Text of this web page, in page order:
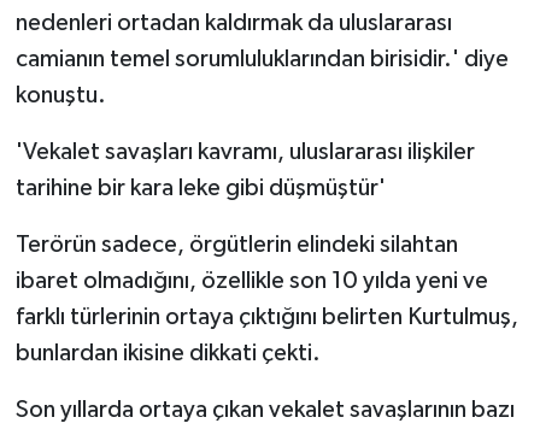
nedenleri ortadan kaldırmak da uluslararası
camianın temel sorumluluklarından birisidir.' diye
konuştu.
'Vekalet savaşları kavramı, uluslararası ilişkiler
tarihine bir kara leke gibi düşmüştür'
Terörün sadece, örgütlerin elindeki silahtan
ibaret olmadığını, özellikle son 10 yılda yeni ve
farklı türlerinin ortaya çıktığını belirten Kurtulmuş,
bunlardan ikisine dikkati çekti.
Son yıllarda ortaya çıkan vekalet savaşlarının bazı